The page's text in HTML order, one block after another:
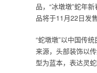
品，“冰墩墩”蛇年
品将于11月22日发售
“蛇墩墩”以中国传
来源，头部装饰以
型为蓝本，表达灵